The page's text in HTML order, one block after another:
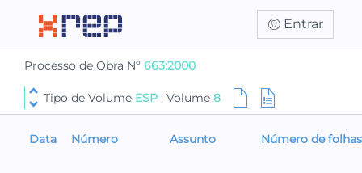
Entrar
Processo de Obra Nº 663:2000
Tipo de Volume ESP ; Volume 8
Data Número Assunto Número de folhas